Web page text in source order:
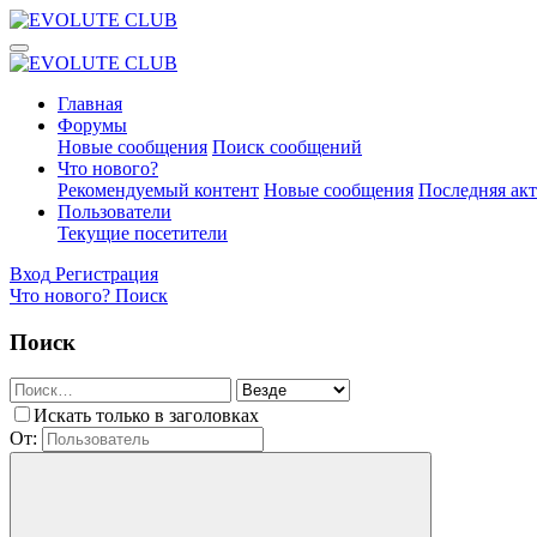
Главная
Форумы
Новые сообщения Поиск сообщений
Что нового?
Рекомендуемый контент Новые сообщения Последняя
Пользователи
Текущие посетители
Вход Регистрация
Что нового? Поиск
Поиск
Искать только в заголовках
От: